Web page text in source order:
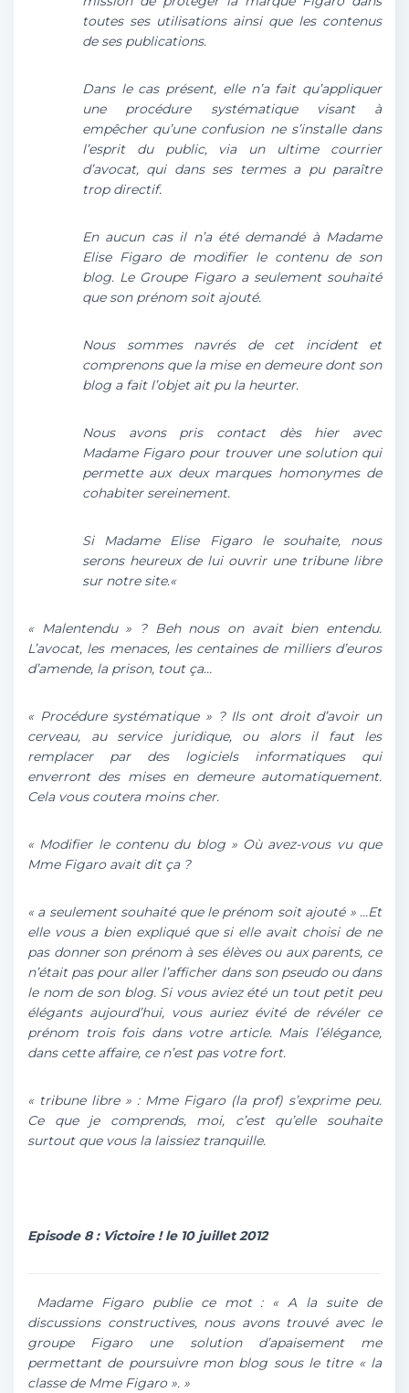
toutes ses utilisations ainsi que les contenus
de ses publications.
Dans le cas présent, elle n’a fait qu’appliquer
une procédure systématique visant à
empêcher qu’une confusion ne s’installe dans
l’esprit du public, via un ultime courrier
d’avocat, qui dans ses termes a pu paraître
trop directif.
En aucun cas il n’a été demandé à Madame
Elise Figaro de modifier le contenu de son
blog. Le Groupe Figaro a seulement souhaité
que son prénom soit ajouté.
Nous sommes navrés de cet incident et
comprenons que la mise en demeure dont son
blog a fait l’objet ait pu la heurter.
Nous avons pris contact dès hier avec
Madame Figaro pour trouver une solution qui
permette aux deux marques homonymes de
cohabiter sereinement.
Si Madame Elise Figaro le souhaite, nous
serons heureux de lui ouvrir une tribune libre
sur notre site.«
« Malentendu» ? Beh nous on avait bien entendu.
L’avocat, les menaces, les centaines de milliers d’euros
d’amende, la prison, tout ça…
« Procédure systématique» ? Ils ont droit d’avoir un
cerveau, au service juridique, ou alors il faut les
remplacer par des logiciels informatiques qui
enverront des mises en demeure automatiquement.
Cela vous coutera moins cher.
« Modifier le contenu du blog» Où avez-vous vu que
Mme Figaro avait dit ça ?
« a seulement souhaité que le prénom soit ajouté» …Et
elle vous a bien expliqué que si elle avait choisi de ne
pas donner son prénom à ses élèves ou aux parents, ce
n’était pas pour aller l’afficher dans son pseudo ou dans
le nom de son blog. Si vous aviez été un tout petit peu
élégants aujourd’hui, vous auriez évité de révéler ce
prénom trois fois dans votre article. Mais l’élégance,
dans cette affaire, ce n’est pas votre fort.
« tribune libre» : Mme Figaro (la prof) s’exprime peu.
Ce que je comprends, moi, c’est qu’elle souhaite
surtout que vous la laissiez tranquille.
Episode 8 : Victoire ! le 10 juillet 2012
Madame Figaro publie ce mot : «A la suite de
discussions constructives, nous avons trouvé avec le
groupe Figaro une solution d’apaisement me
permettant de poursuivre mon blog sous le titre « la
classe de Mme Figaro ». »